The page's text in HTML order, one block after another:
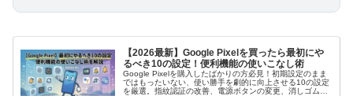
【2026最新】Google Pixelを買ったら最初にや
るべき10の設定！便利機能の使いこなし術
Google Pixelを購入したばかりの方必見！初期設定のまま
ではもったいない、使い勝手を劇的に向上させる10の設定
を厳選。指紋認証の改善、電源ボタンの変更、消しゴムマ